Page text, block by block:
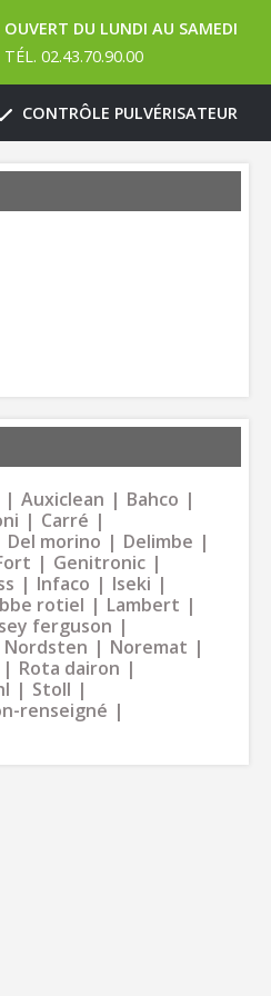
OUVERT DU LUNDI AU SAMEDI
TÉL. 02.43.70.90.00
CONTRÔLE PULVÉRISATEUR
Auxiclean
Bahco
Carré
Del morino
Delimbe
Genitronic
Infaco
Iseki
rotiel
Lambert
ferguson
Nordsten
Noremat
Rota dairon
Stoll
renseigné